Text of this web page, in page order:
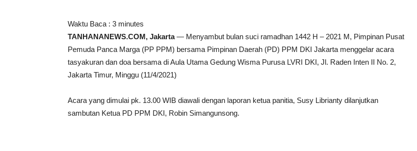
Waktu Baca : 3 minutes
TANHANANEWS.COM, Jakarta— Menyambut bulan suci ramadhan 1442 H – 2021 M, Pimpinan Pusat
Pemuda Panca Marga (PP PPM) bersama Pimpinan Daerah (PD) PPM DKI Jakarta menggelar acara
tasyakuran dan doa bersama di Aula Utama Gedung Wisma Purusa LVRI DKI, Jl. Raden Inten II No. 2,
Jakarta Timur, Minggu (11/4/2021)
Acara yang dimulai pk. 13.00 WIB diawali dengan laporan ketua panitia, Susy Librianty dilanjutkan
sambutan Ketua PD PPM DKI, Robin Simangunsong.